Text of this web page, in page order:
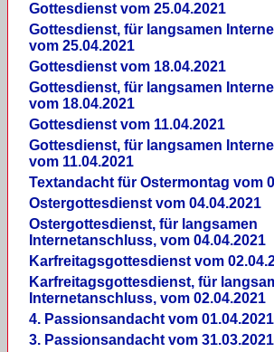
Gottesdienst vom 25.04.2021
Gottesdienst, für langsamen
vom 25.04.2021
Gottesdienst vom 18.04.2021
Gottesdienst, für langsamen
vom 18.04.2021
Gottesdienst vom 11.04.2021
Gottesdienst, für langsamen
vom 11.04.2021
Textandacht für Ostermontag vom
Ostergottesdienst vom 04.04.2021
Ostergottesdienst, für langsamen
Internetanschluss, vom 04.04.2021
Karfreitagsgottesdienst vom
Karfreitagsgottesdienst, für
Internetanschluss, vom 02.04.2021
4. Passionsandacht vom 01.04.2021
3. Passionsandacht vom 31.03.2021